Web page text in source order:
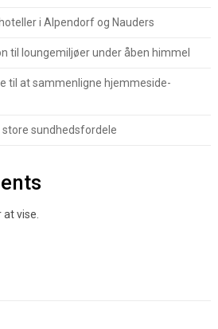
i Alpendorf og Nauders
til loungemiljøer under åben himmel
til at sammenligne hjemmeside-
store sundhedsfordele
at vise.